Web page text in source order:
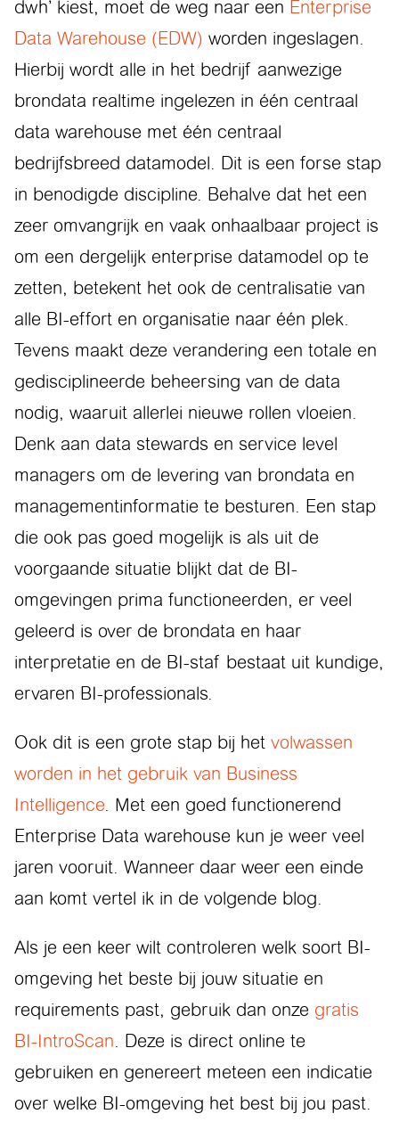
dwh’ kiest, moet de weg naar een Enterprise
Data Warehouse (EDW) worden ingeslagen.
Hierbij wordt alle in het bedrijf aanwezige
brondata realtime ingelezen in één centraal
data warehouse met één centraal
bedrijfsbreed datamodel. Dit is een forse stap
in benodigde discipline. Behalve dat het een
zeer omvangrijk en vaak onhaalbaar project is
om een dergelijk enterprise datamodel op te
zetten, betekent het ook de centralisatie van
alle BI-effort en organisatie naar één plek.
Tevens maakt deze verandering een totale en
gedisciplineerde beheersing van de data
nodig, waaruit allerlei nieuwe rollen vloeien.
Denk aan data stewards en service level
managers om de levering van brondata en
managementinformatie te besturen. Een stap
die ook pas goed mogelijk is als uit de
voorgaande situatie blijkt dat de BI-
omgevingen prima functioneerden, er veel
geleerd is over de brondata en haar
interpretatie en de BI-staf bestaat uit kundige,
ervaren BI-professionals.
Ook dit is een grote stap bij het volwassen
worden in het gebruik van Business
Intelligence Met een goed functionerend
Enterprise Data warehouse kun je weer veel
jaren vooruit. Wanneer daar weer een einde
aan komt vertel ik in de volgende blog.
Als je een keer wilt controleren welk soort BI-
omgeving het beste bij jouw situatie en
requirements past, gebruik dan onze gratis
BI-IntroScan . Deze is direct online te
gebruiken en genereert meteen een indicatie
over welke BI-omgeving het best bij jou past.